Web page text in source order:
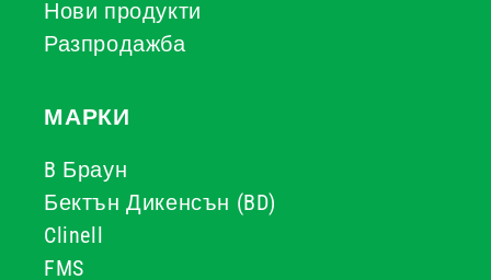
Нови продукти
Разпродажба
МАРКИ
B Браун
Бектън Дикенсън (BD)
Clinell
FMS